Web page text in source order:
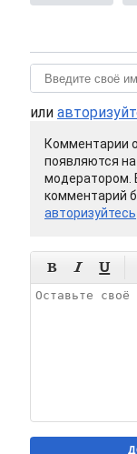
или
Комментарии
появляются
модератором.
комментарий
авторизуйтесь
  